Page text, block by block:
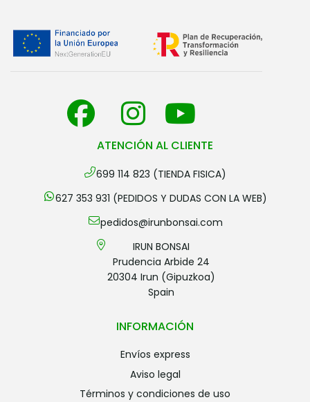
ATENCIÓN AL CLIENTE
699 114 823 (TIENDA FISICA)
627 353 931 (PEDIDOS Y DUDAS CON LA WEB)
pedidos@irunbonsai.com
IRUN BONSAI
Prudencia Arbide 24
20304 Irun (Gipuzkoa)
Spain
INFORMACIÓN
envíos express
aviso legal
términos y condiciones de uso